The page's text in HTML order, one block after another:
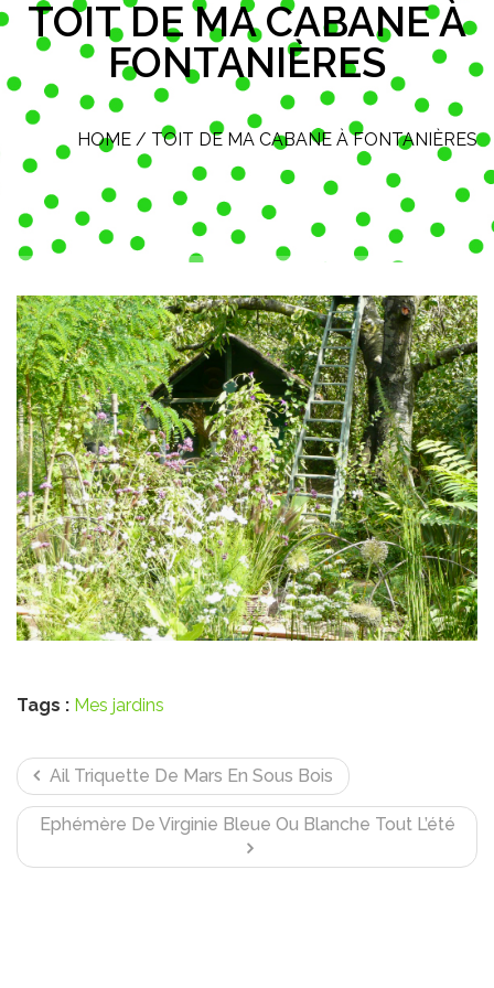
TOIT DE MA CABANE À
FONTANIÈRES
HOME / TOIT DE MA CABANE À FONTANIÈRES
Tags : Mes jardins
Ail Triquette De Mars En Sous Bois
Ephémère De Virginie Bleue Ou Blanche Tout L’été